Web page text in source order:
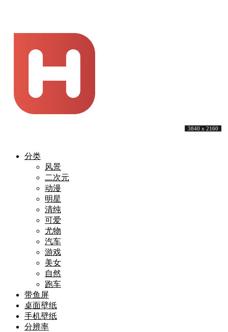
分类
风景
二次元
动漫
明星
清纯
可爱
尤物
汽车
游戏
美女
自然
跑车
带鱼屏
桌面壁纸
手机壁纸
分辨率
3840 x 1600
7680 x 4320
3840 x 2160
3840 x 2160
3840 x 2160
3840 x 2160
3840 x 2160
5640 x 2400
3840 x 2160
3840 x 2160